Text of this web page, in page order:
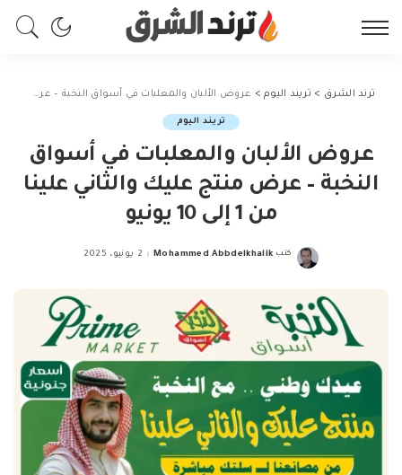
ترند الشرق > تريند اليوم> عروض الألبان والمعلبات في أسواق النخبة – عرض منتج عليك والثاني علينا من 1 إلى 10 يونيو
تريند اليوم
عروض الألبان والمعلبات في أسواق
النخبة – عرض منتج عليك والثاني علينا
من 1 إلى 10 يونيو
Posted
كتب Mohammed Abbdelkhalik 2 يونيو، 2025